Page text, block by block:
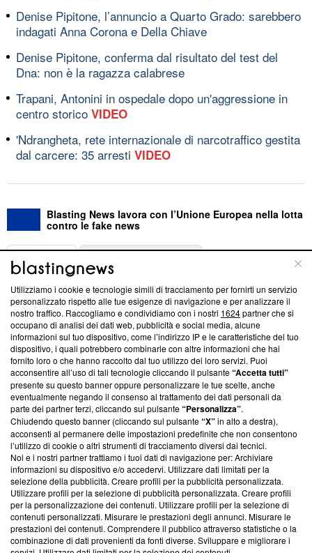
Denise Pipitone, l’annuncio a Quarto Grado: sarebbero
indagati Anna Corona e Della Chiave
Denise Pipitone, conferma dal risultato del test del
Dna: non è la ragazza calabrese
Trapani, Antonini in ospedale dopo un'aggressione in
centro storico VIDEO
'Ndrangheta, rete internazionale di narcotraffico gestita
dal carcere: 35 arresti VIDEO
Blasting News lavora con l’Unione Europea nella lotta
contro le fake news
ABOUT
Questa sezione offre informazioni trasparenti su Blasting
News, sui nostri processi editoriali e su come ci impegniamo a
creare news di qualità. Inoltre, afferma la nostra aderenza a
‘Trust Project - News with Integrity’Blasting News non è
ancora membro del programma, ma ha richiesto di farne
parte; Trust Project non ha ancora effettuato una verifica di
conformità agli standard.
Su di noi
Team editoriale
Corporate
Redazione
Informativa Privacy
Cookie Policy
Utilizziamo i cookie e tecnologie simili di tracciamento per fornirti un servizio
personalizzato rispetto alle tue esigenze di navigazione e per analizzare il
nostro traffico. Raccogliamo e condividiamo con i nostri 1624partner che si
occupano di analisi dei dati web, pubblicità e social media, alcune
informazioni sul tuo dispositivo, come l’indirizzo IP e le caratteristiche del tuo
dispositivo, i quali potrebbero combinarle con altre informazioni che hai
fornito loro o che hanno raccolto dal tuo utilizzo dei loro servizi. Puoi
acconsentire all’uso di tali tecnologie cliccando il pulsante“Accetta tutti”
presente su questo banner oppure personalizzare le tue scelte, anche
eventualmente negando il consenso al trattamento dei dati personali da
parte dei partner terzi, cliccando sul pulsante“Personalizza”.
Chiudendo questo banner (cliccando sul pulsante“X”in alto a destra),
acconsenti al permanere delle impostazioni predefinite che non consentono
l’utilizzo di cookie o altri strumenti di tracciamento diversi dai tecnici.
Noi e i nostri partner trattiamo i tuoi dati di navigazione per: Archiviare
informazioni su dispositivo e/o accedervi. Utilizzare dati limitati per la
selezione della pubblicità. Creare profili per la pubblicità personalizzata.
Utilizzare profili per la selezione di pubblicità personalizzata. Creare profili
per la personalizzazione dei contenuti. Utilizzare profili per la selezione di
contenuti personalizzati. Misurare le prestazioni degli annunci. Misurare le
prestazioni dei contenuti. Comprendere il pubblico attraverso statistiche o la
combinazione di dati provenienti da fonti diverse. Sviluppare e migliorare i